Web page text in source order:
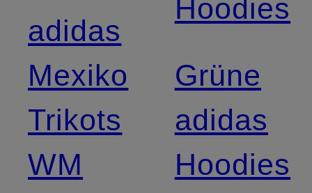
adidas
Mexiko
Trikots
WM
Hoodies
Grüne
adidas
Hoodies